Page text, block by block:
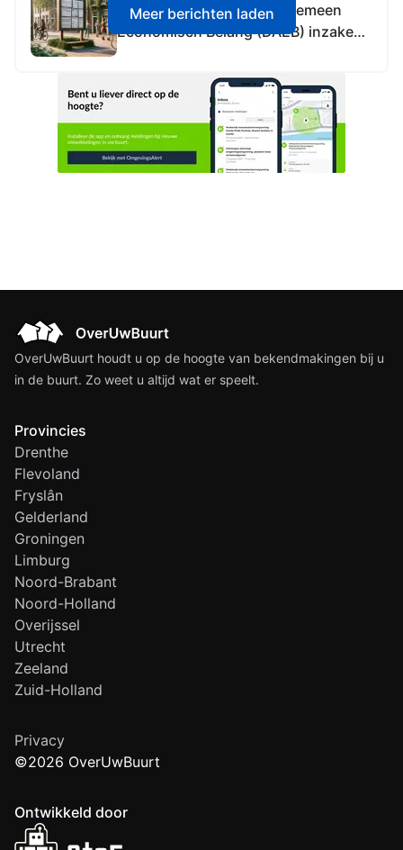
Aanwijzing Dienst van Algemeen
Economisch Belang (DAEB) inzake
inponden VHF1
Meer berichten laden
OverUwBuurt houdt u op de hoogte van bekendmakingen bij u
in de buurt. Zo weet u altijd wat er speelt.
Provincies
Drenthe
Flevoland
Fryslân
Gelderland
Groningen
Limburg
Noord-Brabant
Noord-Holland
Overijssel
Utrecht
Zeeland
Zuid-Holland
Privacy
©2026 OverUwBuurt
Ontwikkeld door